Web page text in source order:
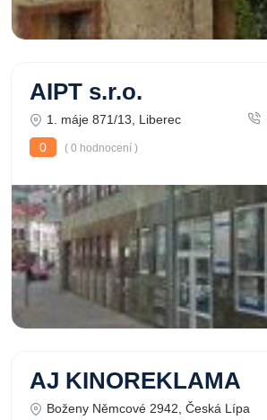
AIPT s.r.o.
1. máje 871/13, Liberec
0
( 0 hodnocení )
AJ KINOREKLAMA
Boženy Němcové 2942, Česká Lípa